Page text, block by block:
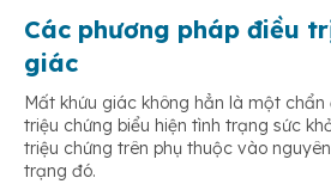
Các phương pháp điều
giác
Mất khứu giác không hẳn là một
triệu chứng biểu hiện tình trạng sức
triệu chứng trên phụ thuộc vào
trạng đó.